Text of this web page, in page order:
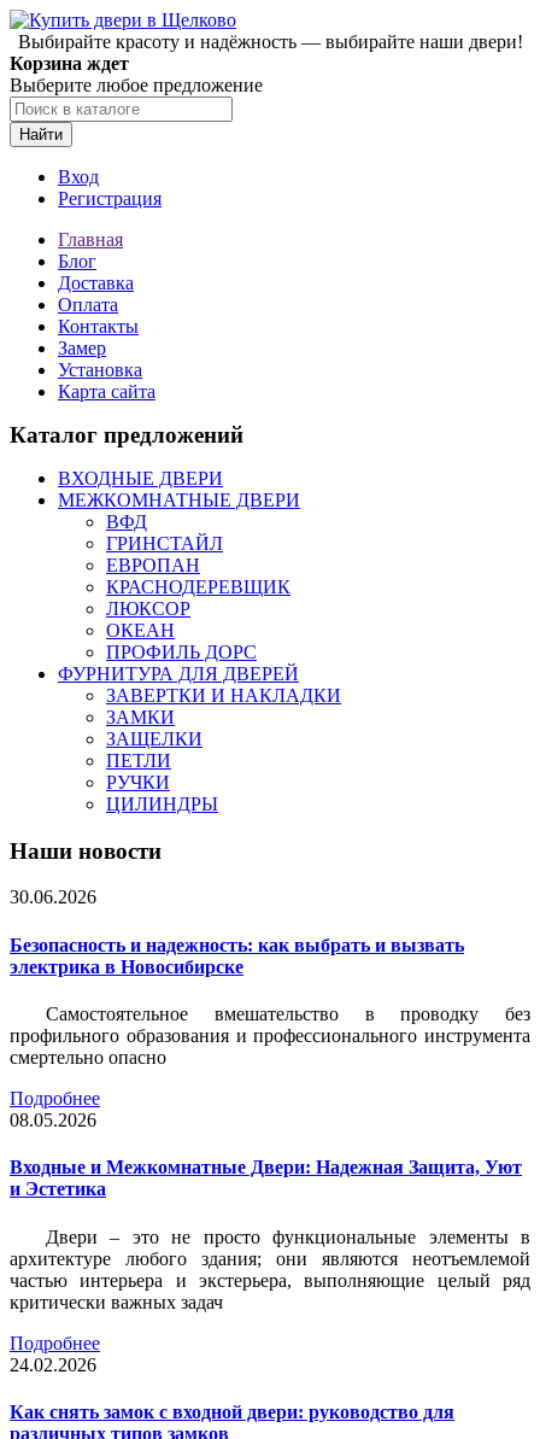
Выбирайте красоту и надёжность — выбирайте наши двери!
Корзина ждет
Выберите любое предложение
Найти
Вход
Регистрация
Главная
Блог
Доставка
Оплата
Контакты
Замер
Установка
Карта сайта
Каталог предложений
ВХОДНЫЕ ДВЕРИ
МЕЖКОМНАТНЫЕ ДВЕРИ
ВФД
ГРИНСТАЙЛ
ЕВРОПАН
КРАСНОДЕРЕВЩИК
ЛЮКСОР
ОКЕАН
ПРОФИЛЬ ДОРС
ФУРНИТУРА ДЛЯ ДВЕРЕЙ
ЗАВЕРТКИ И НАКЛАДКИ
ЗАМКИ
ЗАЩЕЛКИ
ПЕТЛИ
РУЧКИ
ЦИЛИНДРЫ
Наши новости
30.06.2026
Безопасность и надежность: как выбрать и вызвать
электрика в Новосибирске
Самостоятельное вмешательство в проводку без
профильного образования и профессионального инструмента
смертельно опасно
Подробнее
08.05.2026
Входные и Межкомнатные Двери: Надежная Защита, Уют
и Эстетика
Двери – это не просто функциональные элементы в
архитектуре любого здания; они являются неотъемлемой
частью интерьера и экстерьера, выполняющие целый ряд
критически важных задач
Подробнее
24.02.2026
Как снять замок с входной двери: руководство для
различных типов замков